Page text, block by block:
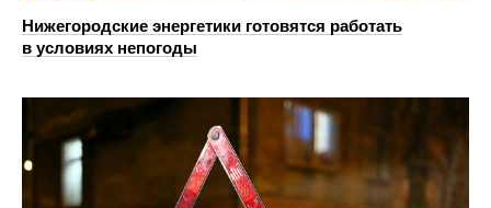
Нижегородские энергетики готовятся работать
в условиях непогоды